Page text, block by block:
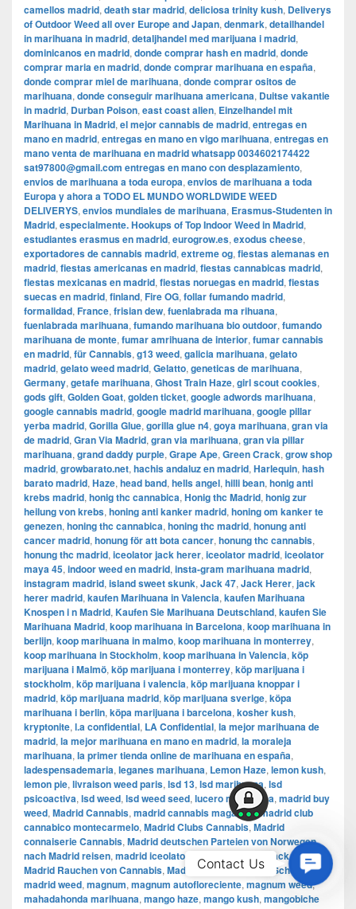
camellos madrid, death star madrid, deliciosa trinity kush, Deliverys
of Outdoor Weed all over Europe and Japan, denmark, detailhandel
in marihuana in madrid, detaljhandel med marijuana i madrid,
dominicanos en madrid, donde comprar hash en madrid, donde
comprar maria en madrid, donde comprar marihuana en españa,
donde comprar miel de marihuana, donde comprar ositos de
marihuana, donde conseguir marihuana americana, Duitse vakantie
in madrid, Durban Poison, east coast alien, Einzelhandel mit
Marihuana in Madrid, el mejor cannabis de madrid, entregas en
mano en madrid, entregas en mano en vigo marihuana, entregas en
mano venta de marihuana en madrid whatsapp 0034602174422
sat97800@gmail.com entregas en mano con desplazamiento,
envios de marihuana a toda europa, envios de marihuana a toda
Europa y ahora a TODO EL MUNDO WORLDWIDE WEED
DELIVERYS, envios mundiales de marihuana, Erasmus-Studenten in
Madrid, especialmente. Hookups of Top Indoor Weed in Madrid,
estudiantes erasmus en madrid, eurogrow.es, exodus cheese,
exportadores de cannabis madrid, extreme og, fiestas alemanas en
madrid, fiestas americanas en madrid, fiestas cannabicas madrid,
fiestas mexicanas en madrid, fiestas noruegas en madrid, fiestas
suecas en madrid, finland, Fire OG, follar fumando madrid,
formalidad, France, frisian dew, fuenlabrada ma rihuana,
fuenlabrada marihuana, fumando marihuana bio outdoor, fumando
marihuana de monte, fumar amrihuana de interior, fumar cannabis
en madrid, für Cannabis, g13 weed, galicia marihuana, gelato
madrid, gelato weed madrid, Gelatto, geneticas de marihuana,
Germany, getafe marihuana, Ghost Train Haze, girl scout cookies,
gods gift, Golden Goat, golden ticket, google adwords marihuana,
google cannabis madrid, google madrid marihuana, google pillar
yerba madrid, Gorilla Glue, gorilla glue n4, goya marihuana, gran via
de madrid, ​​Gran Via Madrid, gran via marihuana, gran via pillar
marihuana, grand daddy purple, Grape Ape, Green Crack, grow shop
madrid, growbarato.net, hachis andaluz en madrid, Harlequin, hash
barato madrid, Haze, head band, hells angel, hilli bean, honig anti
krebs madrid, honig thc cannabica, Honig thc Madrid, honig zur
heilung von krebs, honing anti kanker madrid, honing om kanker te
genezen, honing thc cannabica, honing thc madrid, honung anti
cancer madrid, honung för att bota cancer, honung thc cannabis,
honung thc madrid, iceolator jack herer, iceolator madrid, iceolator
maya 45, indoor weed en madrid, insta-gram marihuana madrid,
instagram madrid, island sweet skunk, Jack 47, Jack Herer, jack
herer madrid, kaufen Marihuana in Valencia, kaufen Marihuana
Knospen i n Madrid, Kaufen Sie Marihuana Deutschland, kaufen Sie
Marihuana Madrid, koop marihuana in Barcelona, koop marihuana in
berlijn, koop marihuana in malmo, koop marihuana in monterrey,
koop marihuana in Stockholm, ​​koop marihuana in Valencia, köp
marijuana i Malmö, köp marijuana i monterrey, köp marijuana i
stockholm, ​​köp marijuana i valencia, köp marijuana knoppar i
madrid, köp marijuana madrid, köp marijuana sverige, köpa
marihuana i berlin, köpa marijuana i barcelona, kosher kush,
kryptonite, l.a confidential, LA Confidential, la mejor marihuana de
madrid, la mejor marihuana en mano en madrid, la moraleja
marihuana, la primer tienda online de marihuana en españa,
ladespensademaria, leganes marihuana, Lemon Haze, lemon kush,
lemon pie, livraison weed paris, lsd 13, lsd marihuana, lsd
psicoactiva, lsd weed, lsd weed seed, lucero marihuana, madrid buy
weed, Madrid Cannabis, madrid cannabis magazine,madrid club
cannabico montecarmelo, Madrid Clubs Cannabis, Madrid
connaiserie Cannabis, Madrid deutschen Parteien von Norwegen
nach Madrid reisen, madrid iceolator madrid iceolator jack herer,
Madrid Rauchen von Cannabis, Madrid Sex ,Madrid thc Schokolade
madrid weed, magnum, magnum autofloreciente, magnum weed,
mahadahonda marihuana, mango haze, mango kush, mangobiche
Us
Contact Us